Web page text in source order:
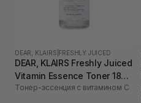
DEAR, KLAIRS FRESHLY JUICED
DEAR, KLAIRS Freshly Juiced
Vitamin Essence Toner 180
мл
Тонер-эссенция с витамином C